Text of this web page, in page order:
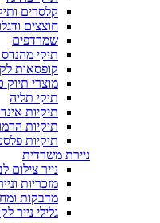
קלסרים
חוצצים
שמרדפים
תיקי
קופסאות
מוצרי תיוק
תיקי תליה
תיקיות
תיקיות
תיקיות
ניירת משרדית
נייר צילום
מזכריות
מדבקות
גלילי נייר